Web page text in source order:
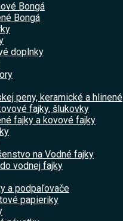
Bongá
Bongá
doplnky
peny, keramické a hlinené
fajky, šlukovky
fajky a kovové fajky
na Vodné fajky
vodnej fajky
a podpaľovače
papieriky